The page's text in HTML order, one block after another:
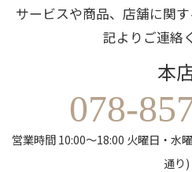
サービスや商品、店舗に関
記よりご連絡
本
078-
営業時間 10:00～18:00 火曜日・水
通り)